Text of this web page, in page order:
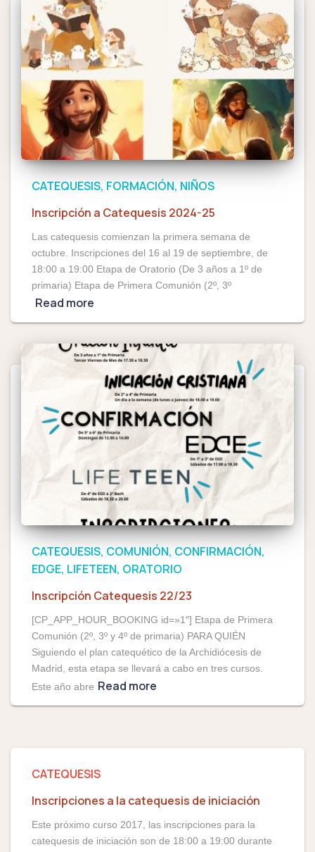
CATEQUESIS FORMACIÓN NIÑOS
Inscripción a Catequesis 2024-25
Las catequesis comienzan la primera semana de
octubre. Inscripciones del 16 al 19 de septiembre, de
18:00 a 19:00 Etapa de Oratorio (De 3 años a 1º de
primaria) Etapa de Primera Comunión (2º, 3º
Read more
CATEQUESIS COMUNIÓN CONFIRMACIÓN
EDGE LIFETEEN ORATORIO
Inscripción Catequesis 22/23
[CP_APP_HOUR_BOOKING id=»1″] Etapa de Primera
Comunión (2º, 3º y 4º de primaria) PARA QUIÉN
Siguiendo el plan catequético de la Archidiócesis de
Madrid, esta etapa se llevará a cabo en tres cursos.
Este año abre Read more
CATEQUESIS
Inscripciones a la catequesis de iniciación
Este próximo curso 2017, las inscripciones para la
catequesis de iniciación son de 18:00 a 19:00 durante